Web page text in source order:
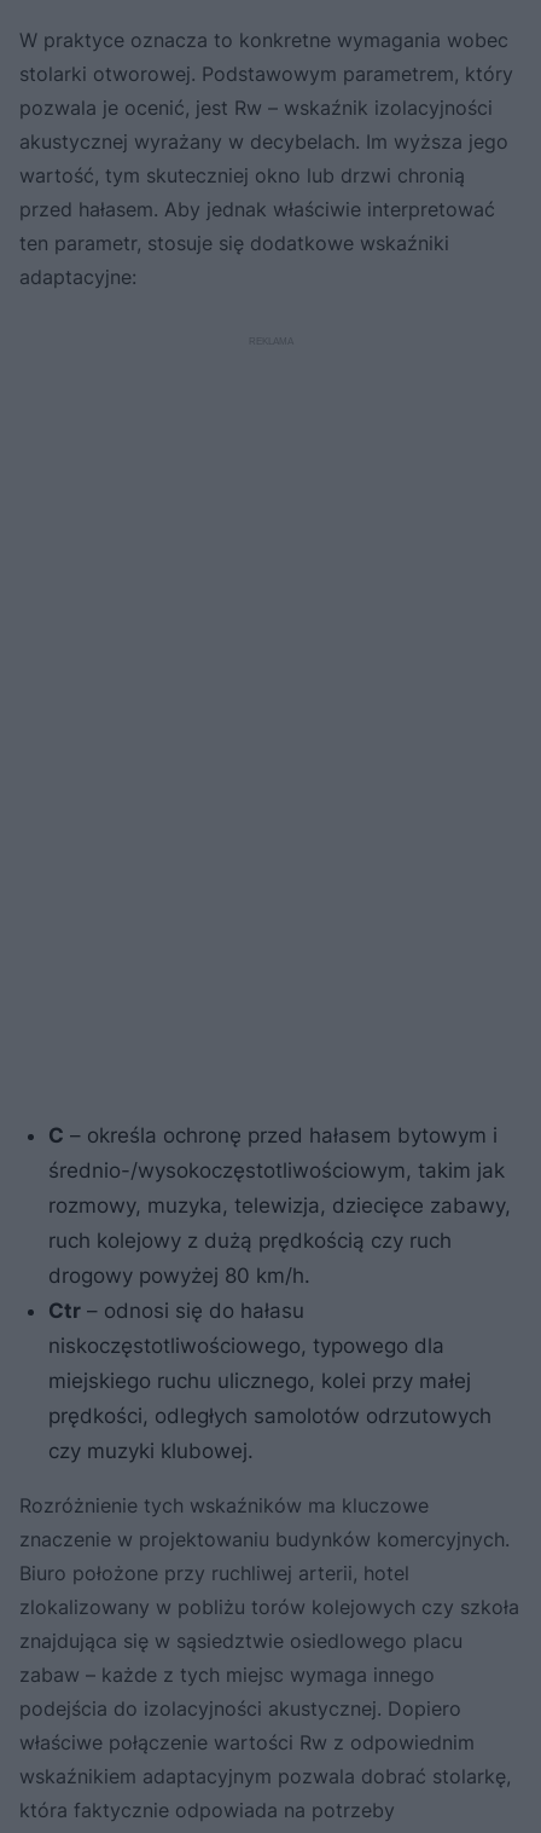
W praktyce oznacza to konkretne wymagania wobec
stolarki otworowej. Podstawowym parametrem, który
pozwala je ocenić, jest Rw – wskaźnik izolacyjności
akustycznej wyrażany w decybelach. Im wyższa jego
wartość, tym skuteczniej okno lub drzwi chronią
przed hałasem. Aby jednak właściwie interpretować
ten parametr, stosuje się dodatkowe wskaźniki
adaptacyjne:
C – określa ochronę przed hałasem bytowym i
średnio-/wysokoczęstotliwościowym, takim jak
rozmowy, muzyka, telewizja, dziecięce zabawy,
ruch kolejowy z dużą prędkością czy ruch
drogowy powyżej 80 km/h.
Ctr – odnosi się do hałasu
niskoczęstotliwościowego, typowego dla
miejskiego ruchu ulicznego, kolei przy małej
prędkości, odległych samolotów odrzutowych
czy muzyki klubowej.
Rozróżnienie tych wskaźników ma kluczowe
znaczenie w projektowaniu budynków komercyjnych.
Biuro położone przy ruchliwej arterii, hotel
zlokalizowany w pobliżu torów kolejowych czy szkoła
znajdująca się w sąsiedztwie osiedlowego placu
zabaw – każde z tych miejsc wymaga innego
podejścia do izolacyjności akustycznej. Dopiero
właściwe połączenie wartości Rw z odpowiednim
wskaźnikiem adaptacyjnym pozwala dobrać stolarkę,
która faktycznie odpowiada na potrzeby